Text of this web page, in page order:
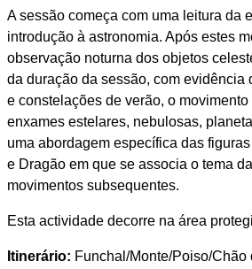
A sessão começa com uma leitura da
introdução à astronomia. Após estes
observação noturna dos objetos
da duração da sessão, com evidência
e constelações de verão, o
enxames estelares, nebulosas,
uma abordagem específica das
e Dragão em que se associa o tema
movimentos subsequentes.
Esta actividade decorre na área
Itinerário: Funchal/Monte/Poiso/Chão